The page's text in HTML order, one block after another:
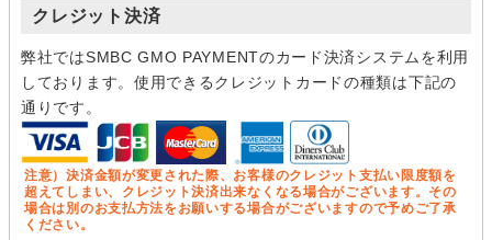
クレジット決済
弊社ではSMBC GMO PAYMENTのカード決済システムを利用
しております。使用できるクレジットカードの種類は下記の
通りです。
注意）決済金額が変更された際、お客様のクレジット支払い限度額を
超えてしまい、クレジット決済出来なくなる場合がございます。その
場合は別のお支払方法をお願いする場合がございますので予めご了承
ください。